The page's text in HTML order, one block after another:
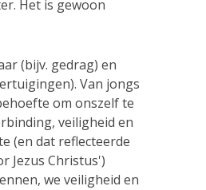
Het is gewoon
(bijv. gedrag) en
Van jongs
om onszelf te
veiligheid en
(en dat reflecteerde
Jezus Christus')
we veiligheid en